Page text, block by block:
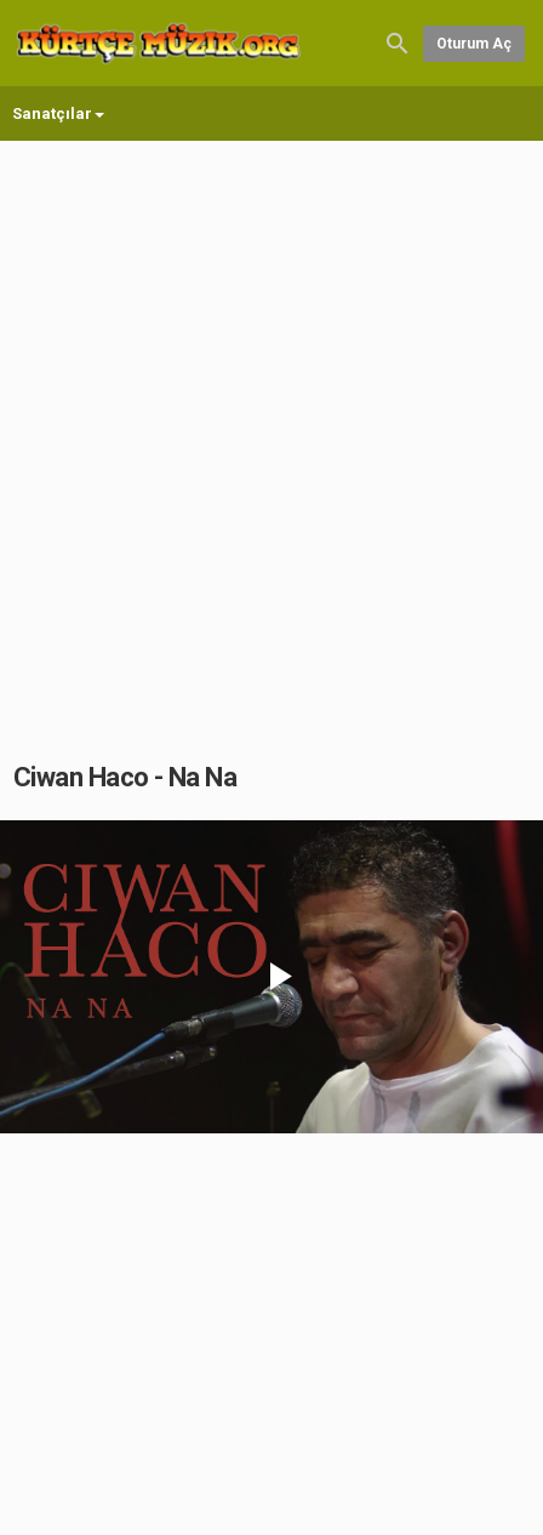
Oturum Aç
Sanatçılar
Ciwan Haco - Na Na
Play
Video